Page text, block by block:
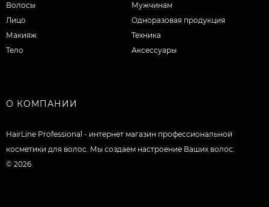
Волосы
Лицо
Макияж
Тело
Мужчинам
Одноразовая продукция
Техника
Аксессуары
О КОМПАНИИ
HairLine Professional - интернет магазин профессиональной
косметики для волос. Мы создаем настроение Ваших волос.
© 2026